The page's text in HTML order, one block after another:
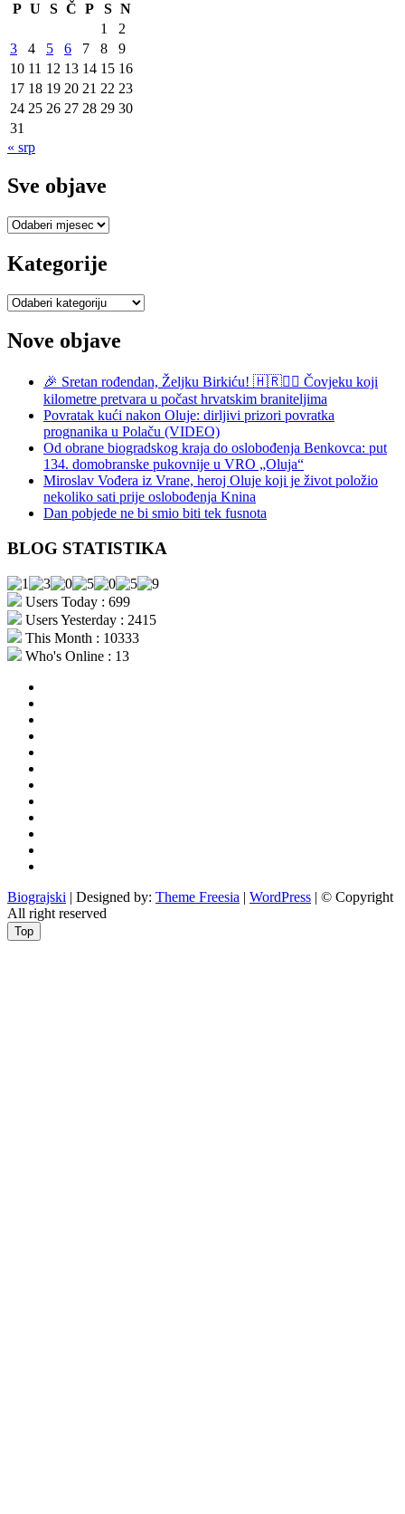
P U S Č P S N
1
2
3
4 5 6 7 8
9
10 11 12 13 14 15 16
17 18 19 20 21 22 23
24 25 26 27 28 29 30
31
« srp
Sve objave
Sve
Kategorije
Kategorije
Nove objave
🎉 Sretan rođendan, Željku Birkiću! 🇭🇷🏃‍♂️ Čovjeku koji
kilometre pretvara u počast hrvatskim braniteljima
Povratak kući nakon Oluje: dirljivi prizori povratka
prognanika u Polaču (VIDEO)
Od obrane biogradskog kraja do oslobođenja Benkovca: put
134. domobranske pukovnije u VRO „Oluja“
Miroslav Vođera iz Vrane, heroj Oluje koji je život položio
nekoliko sati prije oslobođenja Knina
Dan pobjede ne bi smio biti tek fusnota
BLOG STATISTIKA
Users Today : 699
Users Yesterday : 2415
This Month : 10333
Who's Online : 13
Biograjski | Designed by: Theme Freesia | WordPress | © Copyright
All right reserved
Top